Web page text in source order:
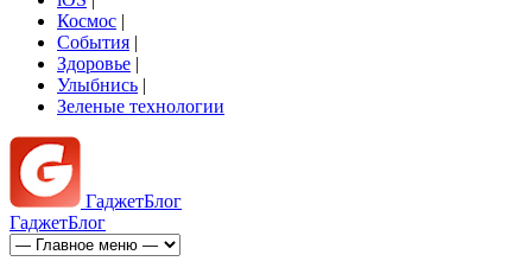
Космос |
События |
Здоровье |
Улыбнись |
Зеленые технологии
ГаджетБлог
ГаджетБлог